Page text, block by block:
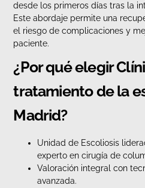
desde los primeros días tras la
Este abordaje permite una
el riesgo de complicaciones y
paciente.
¿Por qué elegir
tratamiento de la
Madrid?
Unidad de Escoliosis
experto en cirugía de
Valoración integral con
avanzada.